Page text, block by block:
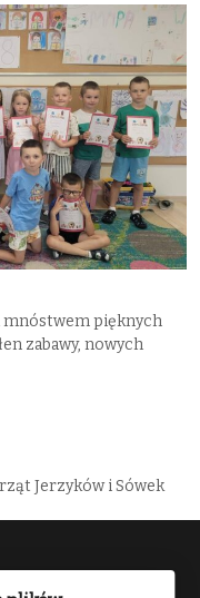
mnóstwem pięknych
zabawy, nowych
Jerzyków i Sówek